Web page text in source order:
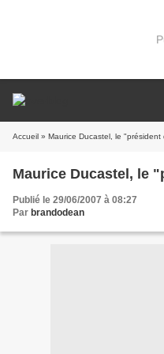
Accueil » Maurice Ducastel, le "président
Maurice Ducastel, le
Publié le 29/06/2007 à 08:27
Par brandodean